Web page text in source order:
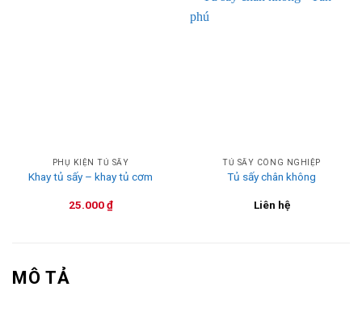
PHỤ KIỆN TỦ SẤY
Khay tủ sấy – khay tủ cơm
25.000₫
TỦ SẤY CÔNG NGHIỆP
Tủ sấy chân không
Liên hệ
MÔ TẢ